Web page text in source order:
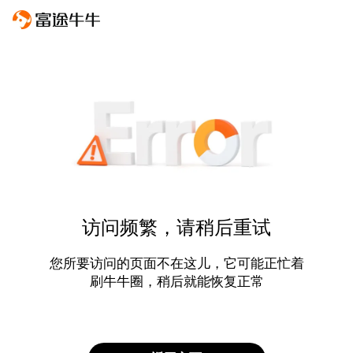
访问频繁，请稍后重试
您所要访问的页面不在这儿，它可能正忙着
刷牛牛圈，稍后就能恢复正常